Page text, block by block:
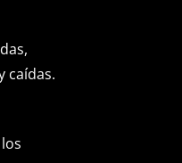
caídas.